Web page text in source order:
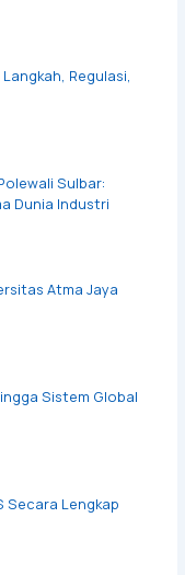
Regulasi,
Sulbar:
Dunia Industri
Atma Jaya
Sistem Global
Secara Lengkap